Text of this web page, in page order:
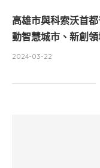
高雄市與科索沃首
動智慧城市、新創
2024-03-22